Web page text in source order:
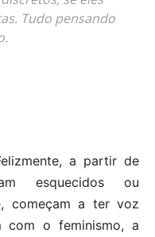
Tudo pensando
a partir de
esquecidos ou
começam a ter voz
com o feminismo, a